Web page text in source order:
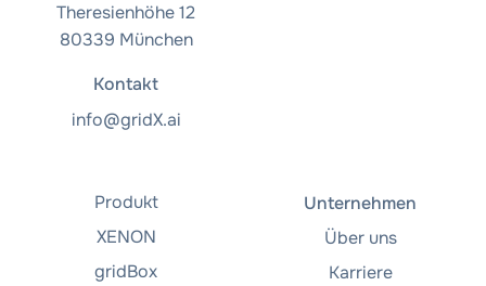
Theresienhöhe 12
80339 München
Kontakt
info@gridX.ai
Produkt
XENON
gridBox
Unternehmen
Über uns
Karriere